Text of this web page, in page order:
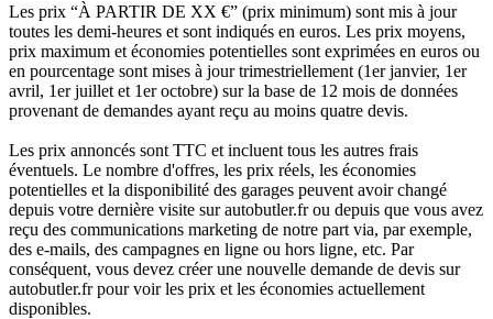
Les prix “À PARTIR DE XX €” (prix minimum) sont mis à jour
toutes les demi-heures et sont indiqués en euros. Les prix moyens,
prix maximum et économies potentielles sont exprimées en euros ou
en pourcentage sont mises à jour trimestriellement (1er janvier, 1er
avril, 1er juillet et 1er octobre) sur la base de 12 mois de données
provenant de demandes ayant reçu au moins quatre devis.
Les prix annoncés sont TTC et incluent tous les autres frais
éventuels. Le nombre d'offres, les prix réels, les économies
potentielles et la disponibilité des garages peuvent avoir changé
depuis votre dernière visite sur autobutler.fr ou depuis que vous avez
reçu des communications marketing de notre part via, par exemple,
des e-mails, des campagnes en ligne ou hors ligne, etc. Par
conséquent, vous devez créer une nouvelle demande de devis sur
autobutler.fr pour voir les prix et les économies actuellement
disponibles.